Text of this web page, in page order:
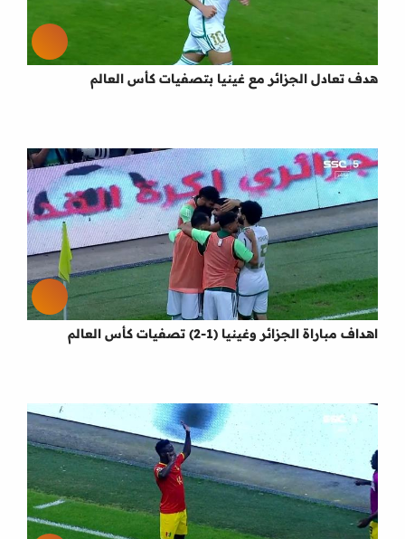
هدف تعادل الجزائر مع غينيا بتصفيات كأس العالم
اهداف مباراة الجزائر وغينيا (1-2) تصفيات كأس العالم